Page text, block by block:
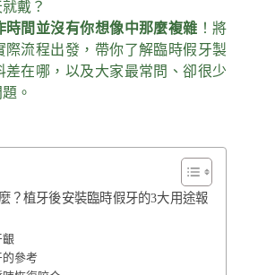
戴？
時間並沒有你想像中那麼複雜 ！將
際流程出發，帶你了解臨時假牙製
差在哪，以及大家最常問、卻很少
。
？植牙後安裝臨時假牙的3大用途報
齦
的參考